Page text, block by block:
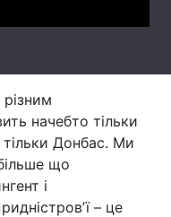
начебто тільки
Донбас. Ми
що
і
– це